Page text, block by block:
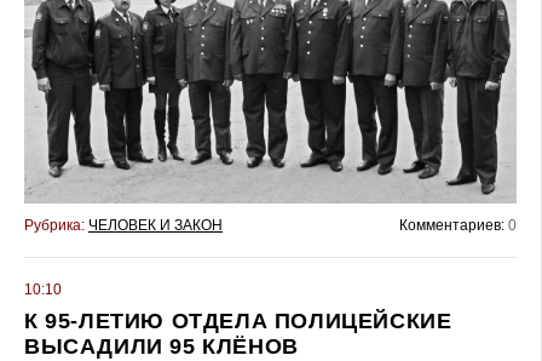
Рубрика: ЧЕЛОВЕК И ЗАКОН Комментариев: 0
10:10
К 95-ЛЕТИЮ ОТДЕЛА ПОЛИЦЕЙСКИЕ
ВЫСАДИЛИ 95 КЛЁНОВ